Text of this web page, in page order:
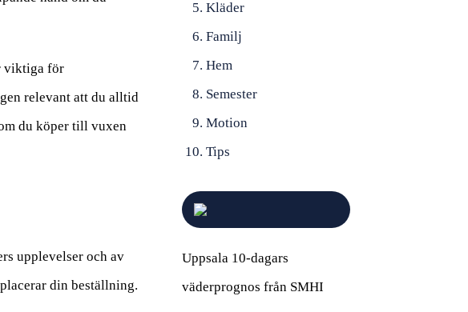
viktiga för
relevant att du alltid
du köper till vuxen
upplevelser och av
din beställning.
Kläder
Familj
Hem
Semester
Motion
Tips
Uppsala 10-dagars
väderprognos från SMHI